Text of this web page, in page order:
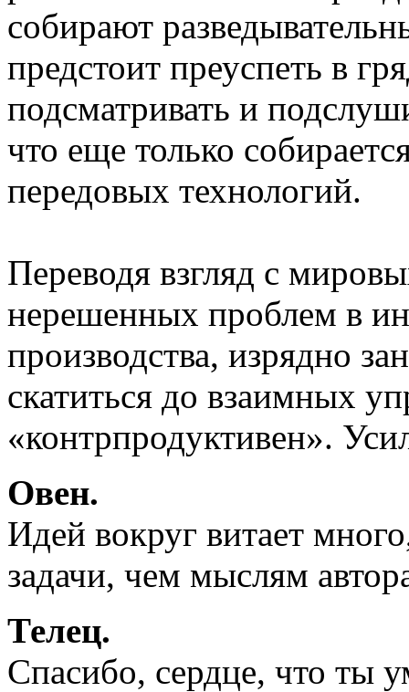
собирают
предстоит преуспеть в
подсматривать и
что еще только
передовых технологий.
Переводя взгляд с
нерешенных проблем в
производства, изрядно
скатиться до взаимных
«контрпродуктивен».
Овен.
Идей вокруг витает
задачи, чем мыслям
Телец.
Спасибо, сердце, что ты